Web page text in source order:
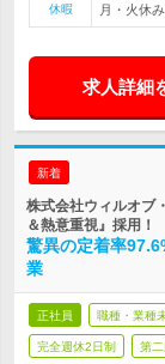
休暇
月・火休
求人詳細
新着
株式会社ウィルオブ
＆熱意重視』採用！
驚異の定着率
業
正社員 職種・業種
完全週休2日制 第